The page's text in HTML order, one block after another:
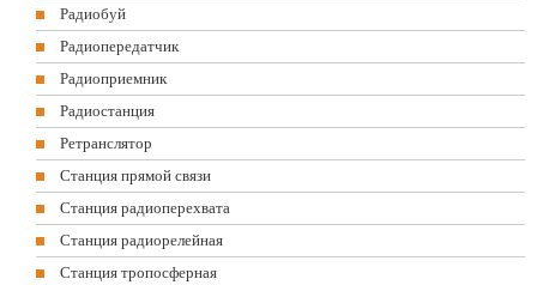
Радиобуй
Радиопередатчик
Радиоприемник
Радиостанция
Ретранслятор
Станция прямой связи
Станция радиоперехвата
Станция радиорелейная
Станция тропосферная